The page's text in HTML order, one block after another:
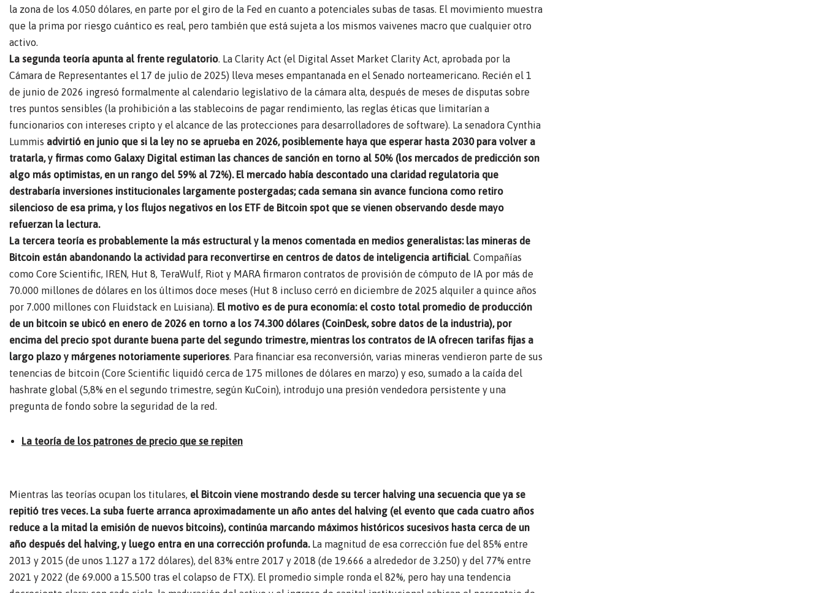
la zona de los 4.050 dólares, en parte por el giro de la Fed en cuanto a potenciales subas de tasas. El movimiento muestra
que la prima por riesgo cuántico es real, pero también que está sujeta a los mismos vaivenes macro que cualquier otro
activo.
La segunda teoría apunta al frente regulatorio. La Clarity Act (el Digital Asset Market Clarity Act, aprobada por la
Cámara de Representantes el 17 de julio de 2025) lleva meses empantanada en el Senado norteamericano. Recién el 1
de junio de 2026 ingresó formalmente al calendario legislativo de la cámara alta, después de meses de disputas sobre
tres puntos sensibles (la prohibición a las stablecoins de pagar rendimiento, las reglas éticas que limitarían a
funcionarios con intereses cripto y el alcance de las protecciones para desarrolladores de software). La senadora Cynthia
Lummis advirtió en junio que si la ley no se aprueba en 2026, posiblemente haya que esperar hasta 2030 para volver a
tratarla, y firmas como Galaxy Digital estiman las chances de sanción en torno al 50% (los mercados de predicción son
algo más optimistas, en un rango del 59% al 72%). El mercado había descontado una claridad regulatoria que
destrabaría inversiones institucionales largamente postergadas; cada semana sin avance funciona como retiro
silencioso de esa prima, y los flujos negativos en los ETF de Bitcoin spot que se vienen observando desde mayo
refuerzan la lectura.
La tercera teoría es probablemente la más estructural y la menos comentada en medios generalistas: las mineras de
Bitcoin están abandonando la actividad para reconvertirse en centros de datos de inteligencia artificial. Compañías
como Core Scientific, IREN, Hut 8, TeraWulf, Riot y MARA firmaron contratos de provisión de cómputo de IA por más de
70.000 millones de dólares en los últimos doce meses (Hut 8 incluso cerró en diciembre de 2025 alquiler a quince años
por 7.000 millones con Fluidstack en Luisiana). El motivo es de pura economía: el costo total promedio de producción
de un bitcoin se ubicó en enero de 2026 en torno a los 74.300 dólares (CoinDesk, sobre datos de la industria), por
encima del precio spot durante buena parte del segundo trimestre, mientras los contratos de IA ofrecen tarifas fijas a
largo plazo y márgenes notoriamente superiores. Para financiar esa reconversión, varias mineras vendieron parte de sus
tenencias de bitcoin (Core Scientific liquidó cerca de 175 millones de dólares en marzo) y eso, sumado a la caída del
hashrate global (5,8% en el segundo trimestre, según KuCoin), introdujo una presión vendedora persistente y una
pregunta de fondo sobre la seguridad de la red.
La teoría de los patrones de precio que se repiten
Mientras las teorías ocupan los titulares, el Bitcoin viene mostrando desde su tercer halving una secuencia que ya se
repitió tres veces. La suba fuerte arranca aproximadamente un año antes del halving (el evento que cada cuatro años
reduce a la mitad la emisión de nuevos bitcoins), continúa marcando máximos históricos sucesivos hasta cerca de un
año después del halving, y luego entra en una corrección profunda.La magnitud de esa corrección fue del 85% entre
2013 y 2015 (de unos 1.127 a 172 dólares), del 83% entre 2017 y 2018 (de 19.666 a alrededor de 3.250) y del 77% entre
2021 y 2022 (de 69.000 a 15.500 tras el colapso de FTX). El promedio simple ronda el 82%, pero hay una tendencia